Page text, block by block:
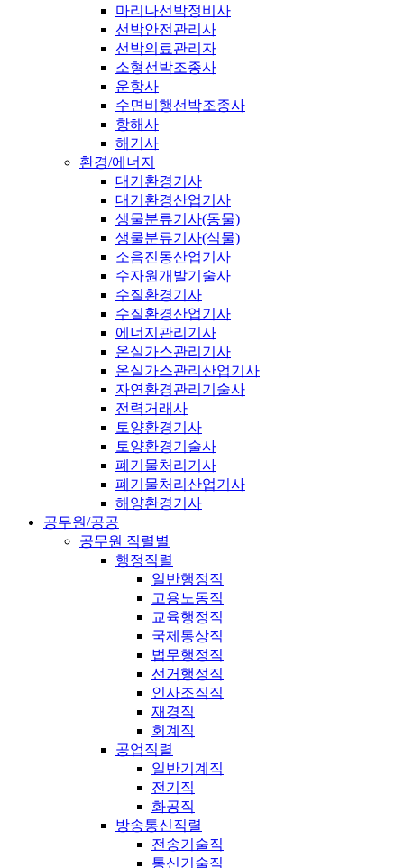
마리나선박정비사
선박안전관리사
선박의료관리자
소형선박조종사
운항사
수면비행선박조종사
항해사
해기사
환경/에너지
대기환경기사
대기환경산업기사
생물분류기사(동물)
생물분류기사(식물)
소음진동산업기사
수자원개발기술사
수질환경기사
수질환경산업기사
에너지관리기사
온실가스관리기사
온실가스관리산업기사
자연환경관리기술사
전력거래사
토양환경기사
토양환경기술사
폐기물처리기사
폐기물처리산업기사
해양환경기사
공무원/공공
공무원 직렬별
행정직렬
일반행정직
고용노동직
교육행정직
국제통상직
법무행정직
선거행정직
인사조직직
재경직
회계직
공업직렬
일반기계직
전기직
화공직
방송통신직렬
전송기술직
통신기술직